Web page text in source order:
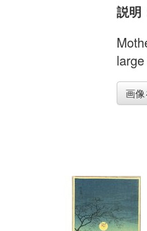
説明
画